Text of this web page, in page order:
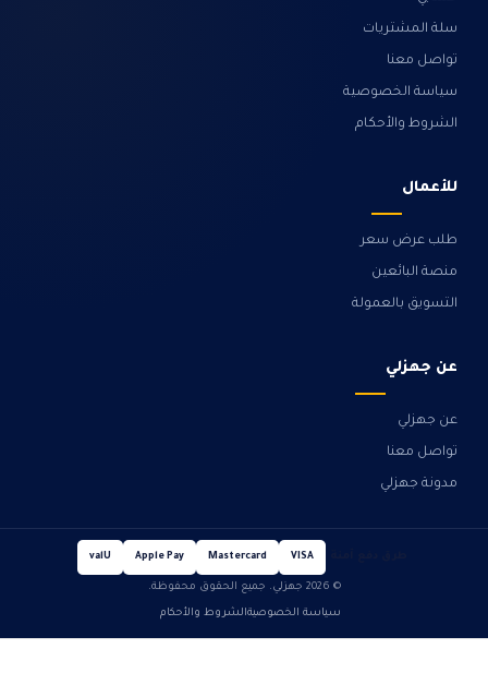
سلة المشتريات
تواصل معنا
سياسة الخصوصية
الشروط والأحكام
للأعمال
طلب عرض سعر
منصة البائعين
التسويق بالعمولة
عن جهزلي
عن جهزلي
تواصل معنا
مدونة جهزلي
VISA
Mastercard
Apple Pay
valU
© 2026 جهزلي. جميع الحقوق محفوظة.
سياسة الخصوصيةالشروط والأحكام